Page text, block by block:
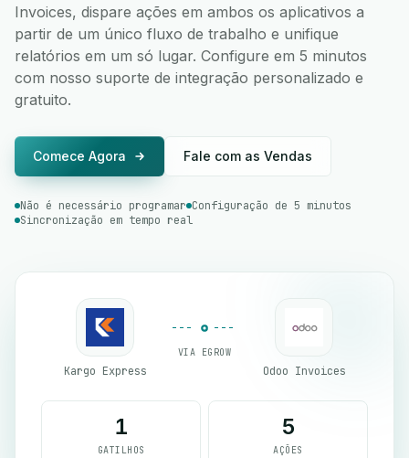
Invoices, dispare ações em ambos os aplicativos a
partir de um único fluxo de trabalho e unifique
relatórios em um só lugar. Configure em 5 minutos
com nosso suporte de integração personalizado e
gratuito.
Comece Agora Fale com as Vendas
Não é necessário programar Configuração de 5 minutos
Sincronização em tempo real
Kargo Express
VIA EGROW
Odoo Invoices
1
GATILHOS
5
AÇÕES